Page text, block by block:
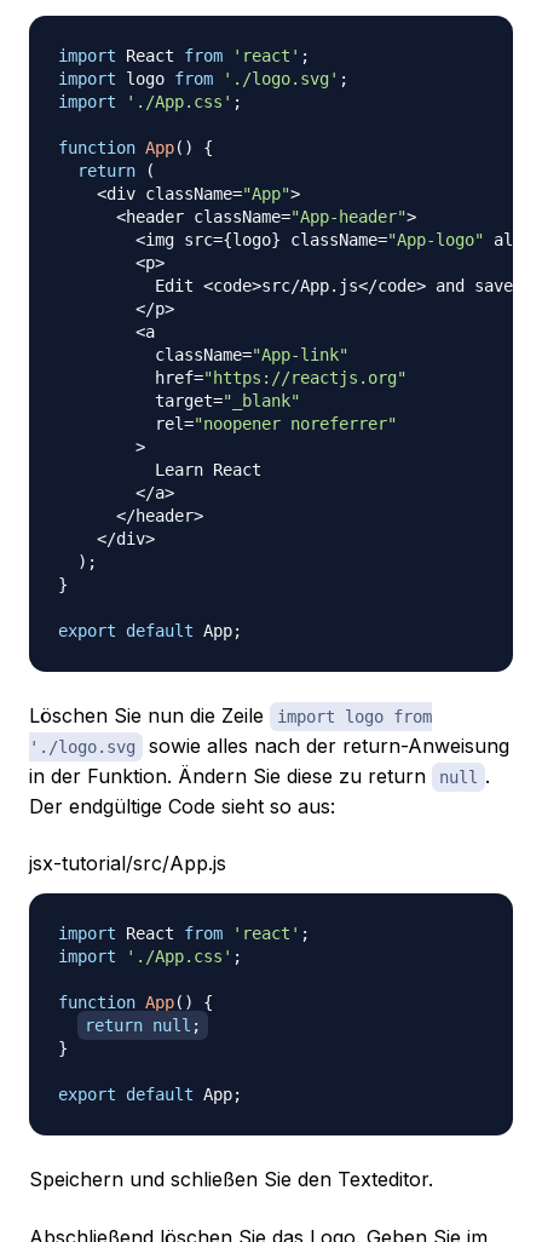
import React from 'react' ;
import
logo from './logo.svg' ;
import
'./App.css' ;
function App( )
{
return
(
<div className="App">
<header className="App-header">
<img src={logo} className="App-logo" alt
<p>
Edit <code>src/App. js</code> and save
</p>
<a
          className
="App-link"
          href
="https://reactjs.org"
          target
="_blank"
          rel
="noopener noreferrer"
>
Learn React
</a>
</header>
</div>
) ;
}
export default App;
Löschen Sie nun die Zeile
import logo from
'./logo.svg
sowie alles nach der return-Anweisung
in der Funktion. Ändern Sie diese zu return
null .
Der endgültige Code sieht so aus:
jsx-tutorial/src/App.js
import React from 'react' ;
import
'./App.css' ;
function App( )
{
return null ;
}
export default App;
Speichern und schließen Sie den Texteditor.